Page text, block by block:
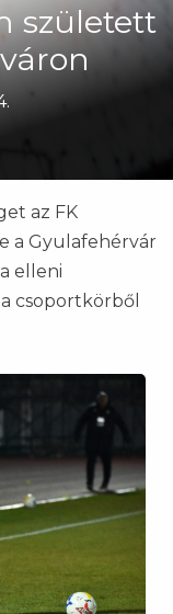
született
az FK
a Gyulafehérvár
elleni
csoportkörből